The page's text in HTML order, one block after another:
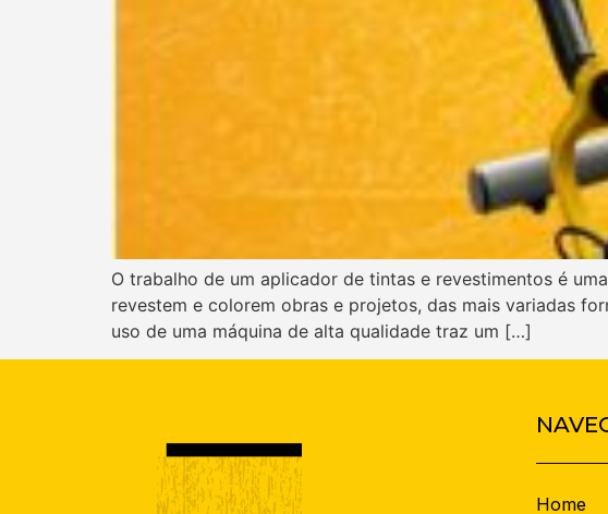
O trabalho de um aplicador de tintas e revestimentos é
revestem e colorem obras e projetos, das mais variadas
uso de uma máquina de alta qualidade traz um […]
Home